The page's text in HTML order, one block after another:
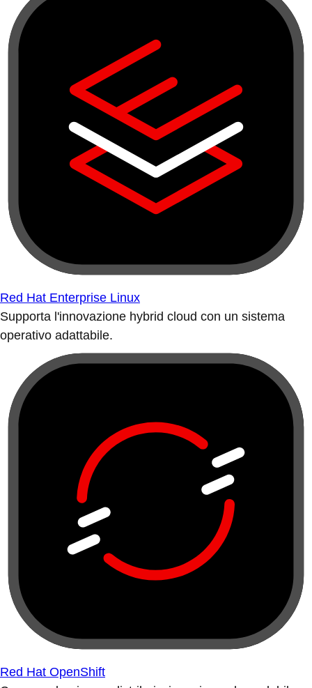
Red Hat Enterprise Linux
Supporta l'innovazione hybrid cloud con un sistema
operativo adattabile.
Red Hat OpenShift